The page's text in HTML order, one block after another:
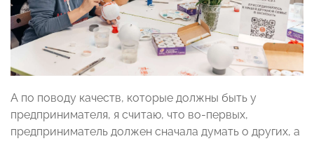
А по поводу качеств, которые должны быть у
предпринимателя, я считаю, что во-первых,
предприниматель должен сначала думать о других, а